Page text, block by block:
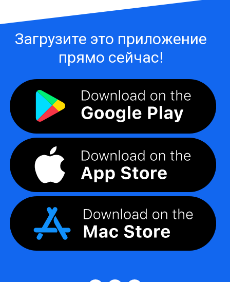
Загрузите это приложение
прямо сейчас!